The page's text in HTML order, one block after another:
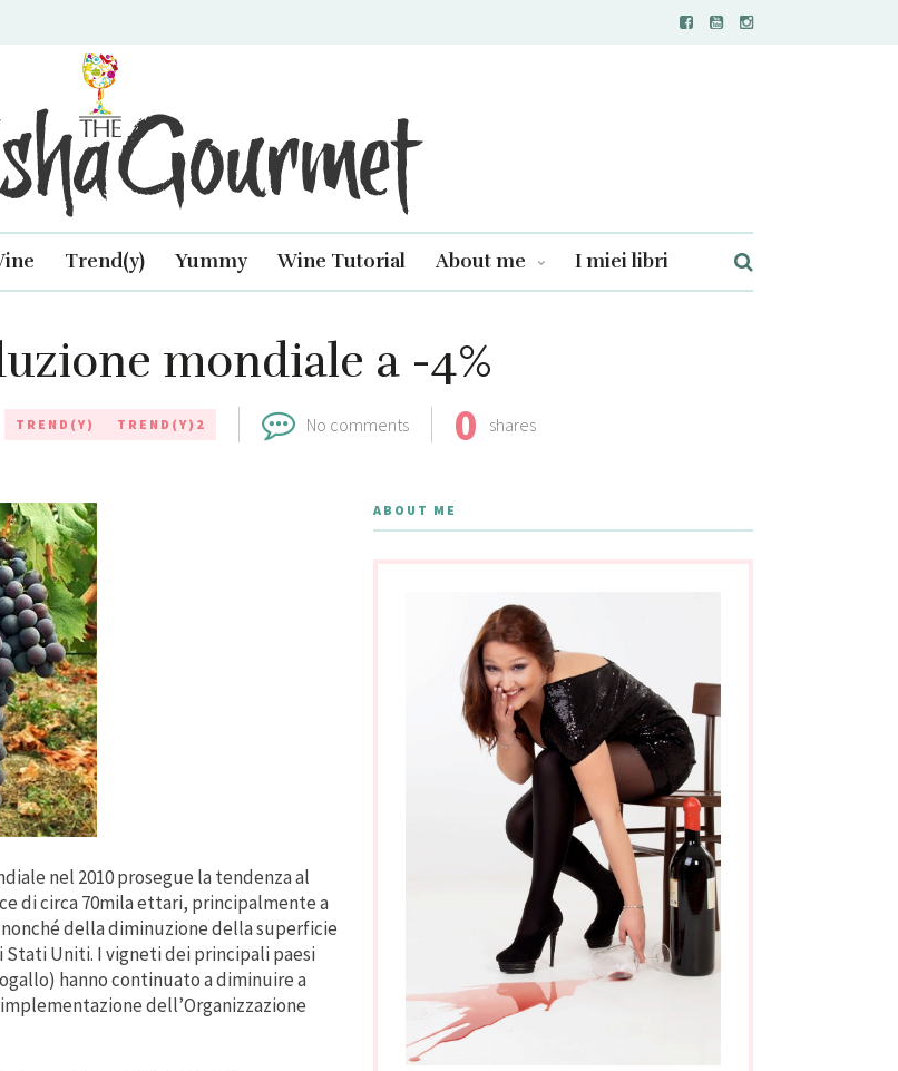
Trend(y) Yummy Wine Tutorial About me I miei libri
mondiale a -4%
TREND(Y) TREND(Y)2 No comments 0 shares
nel 2010 prosegue la tendenza al
di circa 70mila ettari, principalmente a
della diminuzione della superficie
Uniti. I vigneti dei principali paesi
hanno continuato a diminuire a
dell’Organizzazione
ABOUT ME